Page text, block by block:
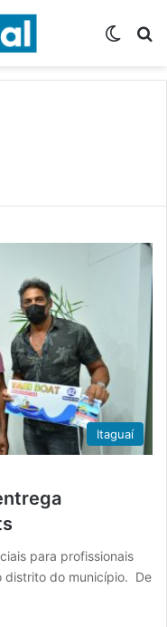
Itaguaí
para profissionais
distrito do município. De